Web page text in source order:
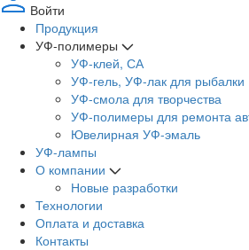
Войти
Продукция
УФ-полимеры
УФ-клей, СА
УФ-гель, УФ-лак для рыбалки
УФ-смола для творчества
УФ-полимеры для ремонта
Ювелирная УФ-эмаль
УФ-лампы
О компании
Новые разработки
Технологии
Оплата и доставка
Контакты